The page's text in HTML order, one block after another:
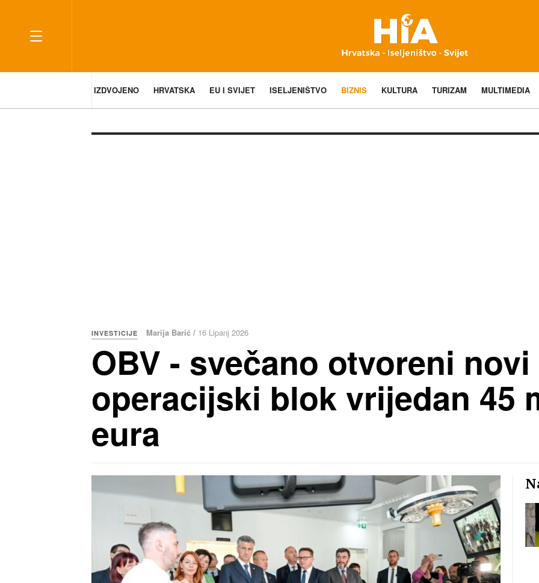
IZDVOJENO HRVATSKA EU I SVIJET ISELJENIŠTVO BIZNIS KULTURA TURIZAM MULTIMEDIA
INVESTICIJE Marija Barić / 16 Lipanj 2026
OBV - svečano otvoreni
operacijski blok vrijedan 45
eura